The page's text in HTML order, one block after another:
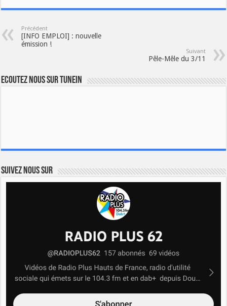
Précédent
[INFO EMPLOI] : nouvelle
émission !
Suivant
Pêle-Mêle du 3/11
Ecoutez nous sur TuneIn
Suivez nous sur